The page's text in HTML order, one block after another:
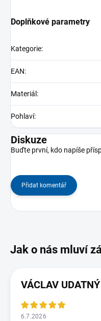
Doplňkové parametry
Kategorie:
EAN:
Materiál :
Pohlaví:
Diskuze
Buďte první, kdo napíše
Přidat komentář
VÁCLAV UDATNÝ
6.7.2026